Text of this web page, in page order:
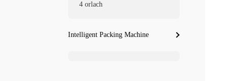
4 orlach
Intelligent Packing Machine